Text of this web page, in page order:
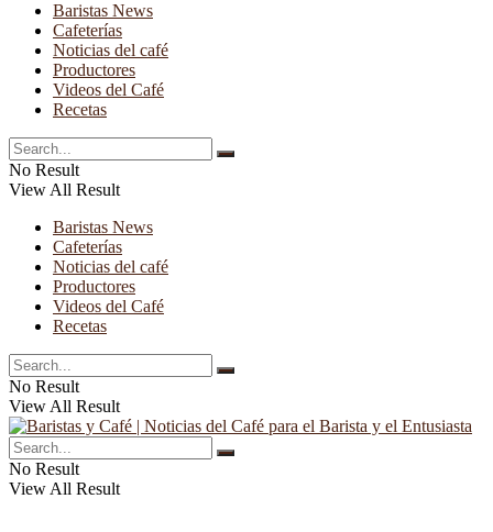
Baristas News
Cafeterías
Noticias del café
Productores
Videos del Café
Recetas
No Result
View All Result
Baristas News
Cafeterías
Noticias del café
Productores
Videos del Café
Recetas
No Result
View All Result
No Result
View All Result